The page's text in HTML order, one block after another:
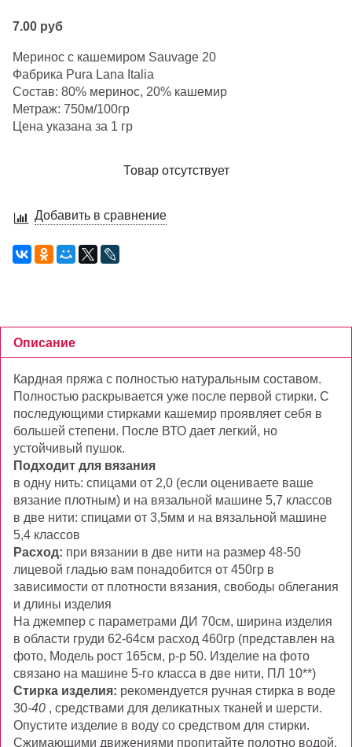
7.00 руб
Меринос с кашемиром Sauvage 20
Фабрика Pura Lana Italia
Состав: 80% меринос, 20% кашемир
Метраж: 750м/100гр
Цена указана за 1 гр
Товар отсутствует
Добавить в сравнение
Описание
Кардная пряжа с полностью натуральным составом.
Полностью раскрывается уже после первой стирки. С
последующими стирками кашемир проявляет себя в
большей степени. После ВТО дает легкий, но
устойчивый пушок.
Подходит для вязания
в одну нить: спицами от 2,0 (если оцениваете ваше
вязание плотным) и на вязальной машине 5,7 классов
в две нити: спицами от 3,5мм и на вязальной машине
5,4 классов
Расход: при вязании в две нити на размер 48-50
лицевой гладью вам понадобится от 450гр в
зависимости от плотности вязания, свободы облегания
и длины изделия
На джемпер с параметрами ДИ 70см, ширина изделия
в области груди 62-64см расход 460гр (представлен на
фото, Модель рост 165см, р-р 50. Изделие на фото
связано на машине 5-го класса в две нити, ПЛ 10**)
Стирка изделия: рекомендуется ручная стирка в воде
30-40 , средствами для деликатных тканей и шерсти.
Опустите изделие в воду со средством для стирки.
Сжимающими движениями пропитайте полотно водой.